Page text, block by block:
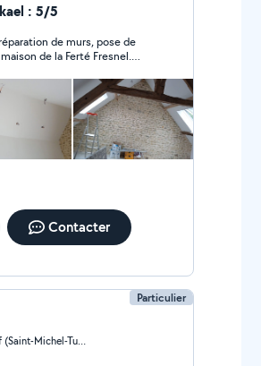
: 5/5
de murs, pose de
de la Ferté Fresnel.
et sympathique, nous
suite de nos travaux. Je le
qui cherchent un
Contacter
Particulier
Saint-Michel-Tubœuf (Saint-Michel-Tubœuf)